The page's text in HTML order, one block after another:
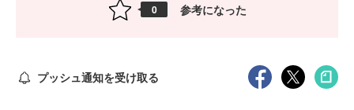
0 参考になった
プッシュ通知を受け取る